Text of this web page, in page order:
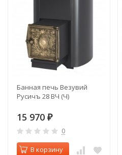
Банная печь Везувий
Русичъ 28 ВЧ (Ч)
15 970 ₽
0
В корзину